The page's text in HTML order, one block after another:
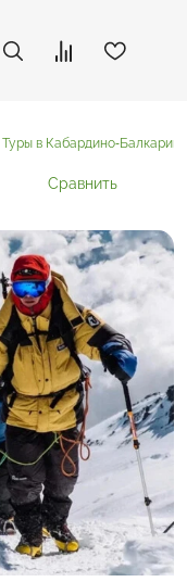
Туры в Кабардино-
Сравнить